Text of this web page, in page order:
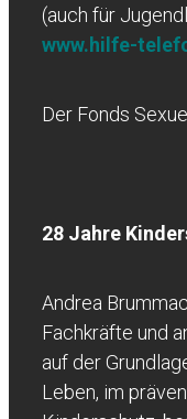
(auch für
www.hilfe-
Der Fonds
28 Jahre
Andrea
Fachkräfte und
auf der
Leben, im